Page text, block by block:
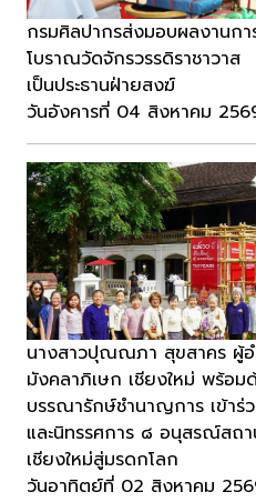
กรมศิลปากรส่งมอบผลงานกา
โบราณวัดจักรวรรดิราชาวาส
เป็นประธานฝ่ายสงฆ์
วันอังคารที่ 04 สิงหาคม
นางสาวปุณณภา สุขสาคร ผู้
มังคลาภิเษก เชียงใหม่ พร้อม
บรรณารักษ์ชำนาญการ เข้าร่
และนิทรรศการ ๘ อนุสรณ์สถ
เชียงใหม่สู่มรดกโลก
วันอาทิตย์ที่ 02 สิงหาคม